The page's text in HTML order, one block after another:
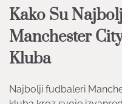
Kako Su
Manchester
Kluba
Najbolji fudbaleri